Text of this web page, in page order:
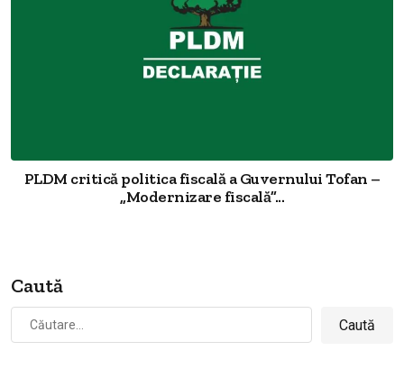
PLDM critică politica fiscală a Guvernului Tofan –
„Modernizare fiscală”...
Caută
după: